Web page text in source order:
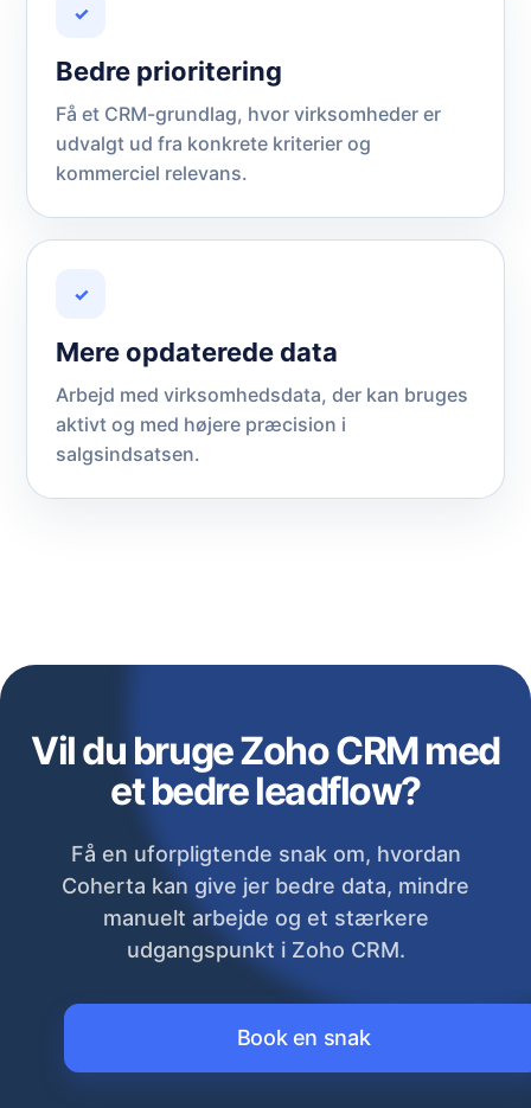
✓
Bedre prioritering
Få et CRM-grundlag, hvor virksomheder er
udvalgt ud fra konkrete kriterier og
kommerciel relevans.
✓
Mere opdaterede data
Arbejd med virksomhedsdata, der kan bruges
aktivt og med højere præcision i
salgsindsatsen.
Vil du bruge Zoho CRM med
et bedre leadflow?
Få en uforpligtende snak om, hvordan
Coherta kan give jer bedre data, mindre
manuelt arbejde og et stærkere
udgangspunkt i Zoho CRM.
Book en snak